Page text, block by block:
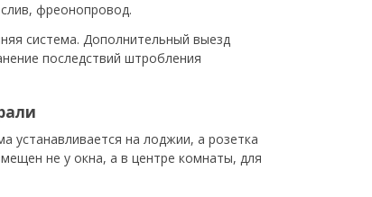
фреонопровод.
система. Дополнительный выезд
последствий штробления
устанавливается на лоджии, а розетка
не у окна, а в центре комнаты, для